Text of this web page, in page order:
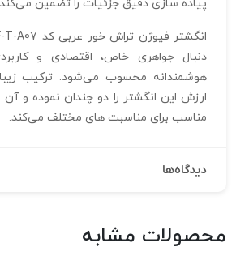
پیاده‌ سازی دقیق جزئیات را تضمین
دنبال جواهری خاص، اقتصادی و
هوشمندانه محسوب می‌شود. ترکیب
ارزش این انگشتر را دو چندان نموده و آن
مناسب برای مناسبت‌ های مختلف می‌کند.
دیدگاه‌ها
محصولات مشابه